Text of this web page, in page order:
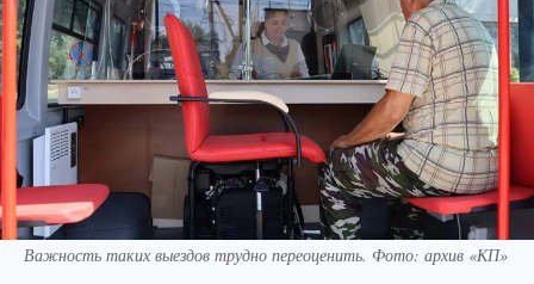
Важность таких выездов трудно переоценить. Фото: архив «КП»